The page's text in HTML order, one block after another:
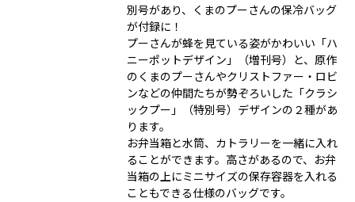
別号があり、くまのプーさんの保冷バッグ
が付録に！
プーさんが蜂を見ている姿がかわいい「ハ
ニーポットデザイン」（増刊号）と、原作
のくまのプーさんやクリストファー・ロビ
ンなどの仲間たちが勢ぞろいした「クラシ
ックプー」（特別号）デザインの２種があ
ります。
お弁当箱と水筒、カトラリーを一緒に入れ
ることができます。高さがあるので、お弁
当箱の上にミニサイズの保存容器を入れる
こともできる仕様のバッグです。